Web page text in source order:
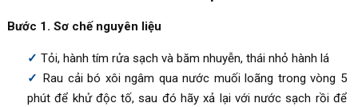
Bước 1. Sơ chế nguyên liệu
Tỏi, hành tím rửa sạch và băm nhuyễn, thái nhỏ hành lá
Rau cải bó xôi ngâm qua nước muối loãng trong vòng 5
phút để khử độc tố, sau đó hãy xả lại với nước sạch rồi để